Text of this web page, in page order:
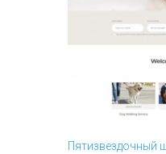
Пятизвездочный